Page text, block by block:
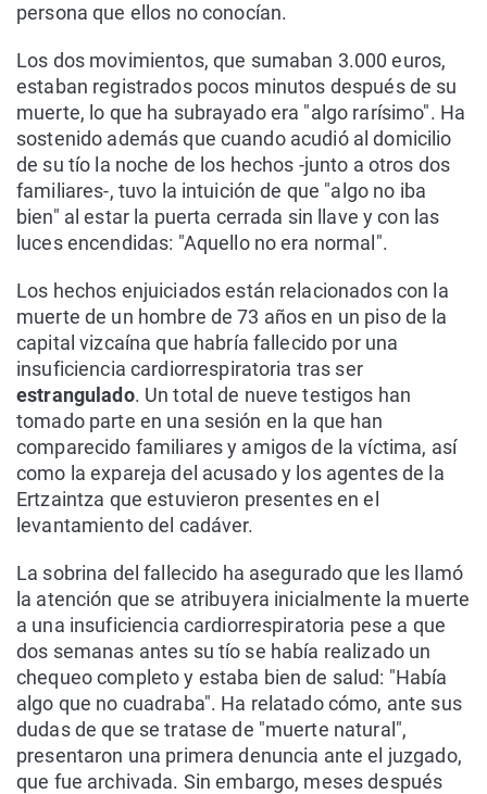
persona que ellos no conocían.
Los dos movimientos, que sumaban 3.000 euros,
estaban registrados pocos minutos después de su
muerte, lo que ha subrayado era "algo rarísimo". Ha
sostenido además que cuando acudió al domicilio
de su tío la noche de los hechos -junto a otros dos
familiares-, tuvo la intuición de que "algo no iba
bien" al estar la puerta cerrada sin llave y con las
luces encendidas: "Aquello no era normal".
Los hechos enjuiciados están relacionados con la
muerte de un hombre de 73 años en un piso de la
capital vizcaína que habría fallecido por una
insuficiencia cardiorrespiratoria tras ser
estrangulado. Un total de nueve testigos han
tomado parte en una sesión en la que han
comparecido familiares y amigos de la víctima, así
como la expareja del acusado y los agentes de la
Ertzaintza que estuvieron presentes en el
levantamiento del cadáver.
La sobrina del fallecido ha asegurado que les llamó
la atención que se atribuyera inicialmente la muerte
a una insuficiencia cardiorrespiratoria pese a que
dos semanas antes su tío se había realizado un
chequeo completo y estaba bien de salud: "Había
algo que no cuadraba". Ha relatado cómo, ante sus
dudas de que se tratase de "muerte natural",
presentaron una primera denuncia ante el juzgado,
que fue archivada. Sin embargo, meses después